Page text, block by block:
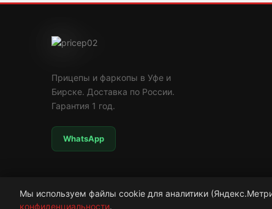
Прицепы и фаркопы в Уфе и
Бирске. Доставка по России.
Гарантия 1 год.
WhatsApp
© 2009—2026 ООО «Рада»
Мы используем файлы cookie для аналитики
конфиденциальности.